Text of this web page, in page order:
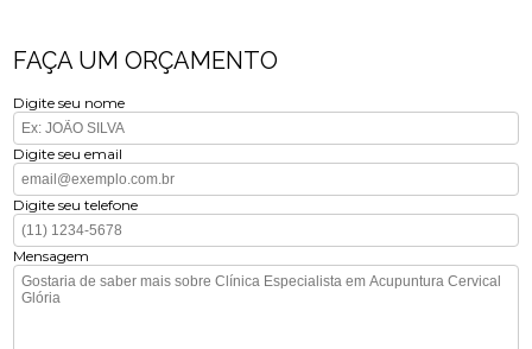
FAÇA UM ORÇAMENTO
Digite seu nome
Digite seu email
Digite seu telefone
Mensagem